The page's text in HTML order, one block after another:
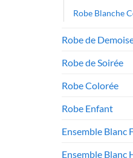
Robe Blanche
Robe de
Robe de Soirée
Robe Colorée
Robe Enfant
Ensemble Blanc
Ensemble Blanc